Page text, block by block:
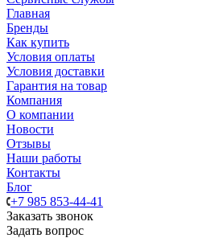
Главная
Бренды
Как купить
Условия оплаты
Условия доставки
Гарантия на товар
Компания
О компании
Новости
Отзывы
Наши работы
Контакты
Блог
+7 985 853-44-41
Заказать звонок
Задать вопрос